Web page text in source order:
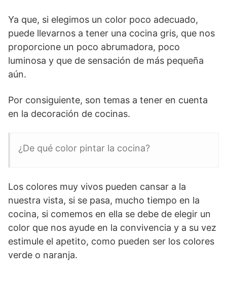
Ya que, si elegimos un color poco adecuado,
puede llevarnos a tener una cocina gris, que nos
proporcione un poco abrumadora, poco
luminosa y que de sensación de más pequeña
aún.
Por consiguiente, son temas a tener en cuenta
en la decoración de cocinas.
¿De qué color pintar la cocina?
Los colores muy vivos pueden cansar a la
nuestra vista, si se pasa, mucho tiempo en la
cocina, si comemos en ella se debe de elegir un
color que nos ayude en la convivencia y a su vez
estimule el apetito, como pueden ser los colores
verde o naranja.